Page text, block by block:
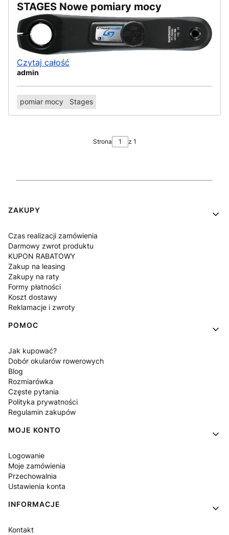
STAGES Nowe pomiary mocy
Czytaj całość
admin
pomiar mocy Stages
Strona z 1
Linki w stopce
ZAKUPY
Czas realizacji zamówienia
Darmowy zwrot produktu
KUPON RABATOWY
Zakup na leasing
Zakupy na raty
Formy płatności
Koszt dostawy
Reklamacje i zwroty
POMOC
Jak kupować?
Dobór okularów rowerowych
Blog
Rozmiarówka
Częste pytania
Polityka prywatności
Regulamin zakupów
MOJE KONTO
Logowanie
Moje zamówienia
Przechowalnia
Ustawienia konta
INFORMACJE
Kontakt